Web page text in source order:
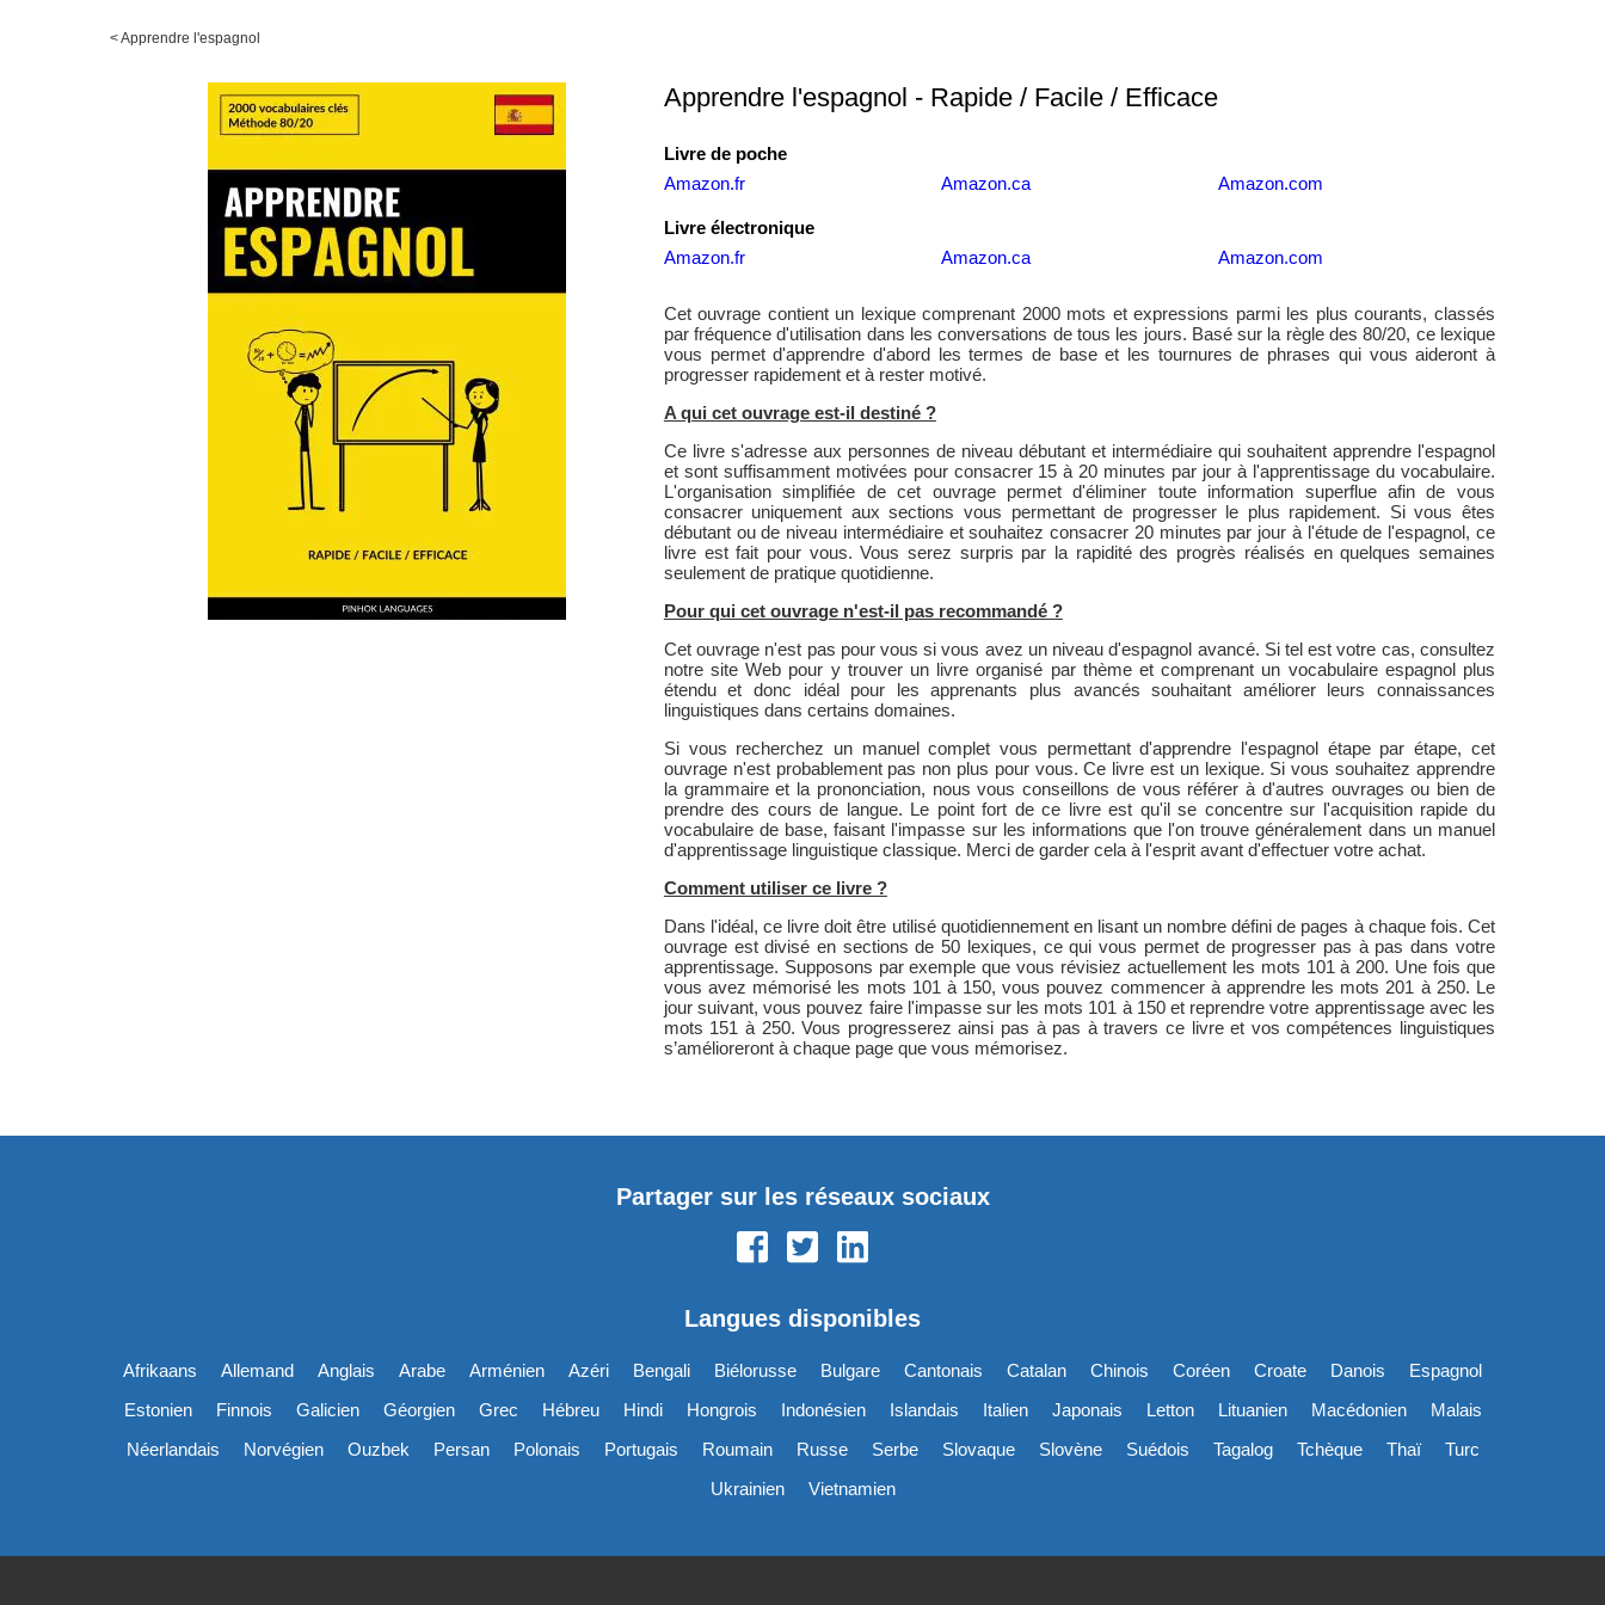
<Apprendre l'espagnol
Apprendre l'espagnol - Rapide / Facile / Efficace
Livre de poche
Amazon.fr
Amazon.ca Amazon.com
Livre électronique
Amazon.fr
Amazon.ca Amazon.com
Cet ouvrage contient un lexique comprenant 2000 mots et expressions parmi les plus courants, classés
par fréquence d'utilisation dans les conversations de tous les jours. Basé sur la règle des 80/20, ce lexique
vous permet d'apprendre d'abord les termes de base et les tournures de phrases qui vous aideront à
progresser rapidement et à rester motivé.
A qui cet ouvrage est-il destiné ?
Ce livre s'adresse aux personnes de niveau débutant et intermédiaire qui souhaitent apprendre l'espagnol
et sont suffisamment motivées pour consacrer 15 à 20 minutes par jour à l'apprentissage du vocabulaire.
L'organisation simplifiée de cet ouvrage permet d'éliminer toute information superflue afin de vous
consacrer uniquement aux sections vous permettant de progresser le plus rapidement. Si vous êtes
débutant ou de niveau intermédiaire et souhaitez consacrer 20 minutes par jour à l'étude de l'espagnol, ce
livre est fait pour vous. Vous serez surpris par la rapidité des progrès réalisés en quelques semaines
seulement de pratique quotidienne.
Pour qui cet ouvrage n'est-il pas recommandé ?
Cet ouvrage n'est pas pour vous si vous avez un niveau d'espagnol avancé. Si tel est votre cas, consultez
notre site Web pour y trouver un livre organisé par thème et comprenant un vocabulaire espagnol plus
étendu et donc idéal pour les apprenants plus avancés souhaitant améliorer leurs connaissances
linguistiques dans certains domaines.
Si vous recherchez un manuel complet vous permettant d'apprendre l'espagnol étape par étape, cet
ouvrage n'est probablement pas non plus pour vous. Ce livre est un lexique. Si vous souhaitez apprendre
la grammaire et la prononciation, nous vous conseillons de vous référer à d'autres ouvrages ou bien de
prendre des cours de langue. Le point fort de ce livre est qu'il se concentre sur l'acquisition rapide du
vocabulaire de base, faisant l'impasse sur les informations que l'on trouve généralement dans un manuel
d'apprentissage linguistique classique. Merci de garder cela à l'esprit avant d'effectuer votre achat.
Comment utiliser ce livre ?
Dans l'idéal, ce livre doit être utilisé quotidiennement en lisant un nombre défini de pages à chaque fois. Cet
ouvrage est divisé en sections de 50 lexiques, ce qui vous permet de progresser pas à pas dans votre
apprentissage. Supposons par exemple que vous révisiez actuellement les mots 101 à 200. Une fois que
vous avez mémorisé les mots 101 à 150, vous pouvez commencer à apprendre les mots 201 à 250. Le
jour suivant, vous pouvez faire l'impasse sur les mots 101 à 150 et reprendre votre apprentissage avec les
mots 151 à 250. Vous progresserez ainsi pas à pas à travers ce livre et vos compétences linguistiques
s’amélioreront à chaque page que vous mémorisez.
Partager sur les réseaux sociaux
Langues disponibles
Afrikaans Allemand Anglais Arabe Arménien Azéri Bengali Biélorusse Bulgare Cantonais Catalan Chinois Coréen Croate Danois
Espagnol
Estonien
Finnois Galicien Géorgien Grec Hébreu Hindi Hongrois Indonésien Islandais Italien Japonais Letton Lituanien Macédonien
Malais
Néerlandais
Norvégien Ouzbek Persan Polonais Portugais Roumain Russe Serbe Slovaque Slovène Suédois Tagalog Tchèque Thaï
Turc
Ukrainien
Vietnamien